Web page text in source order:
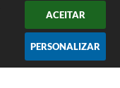
ACEITAR
PERSONALIZAR